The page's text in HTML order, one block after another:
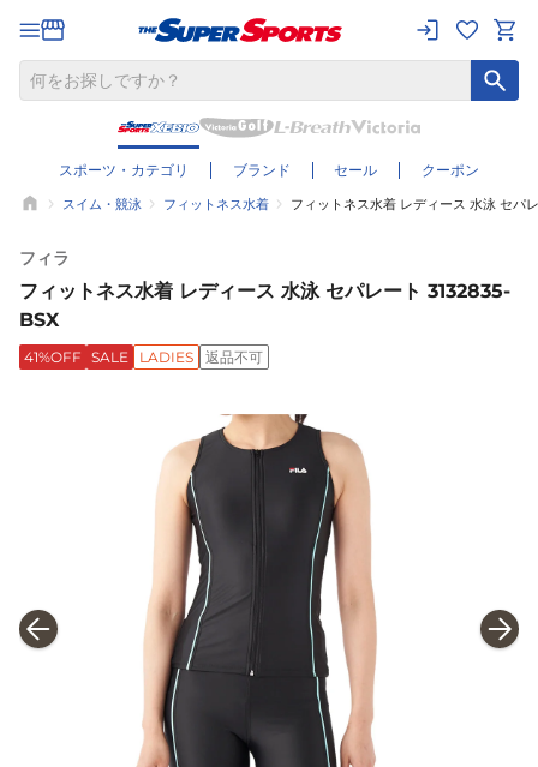
スポーツ・カテゴリ ブランド セール クーポン
スイム・競泳 フィットネス水着 フィットネス水着 レディース 水泳 セパ
フィラ
フィットネス水着 レディース 水泳 セパレート 3132835-
BSX
41%OFF SALE LADIES 返品不可